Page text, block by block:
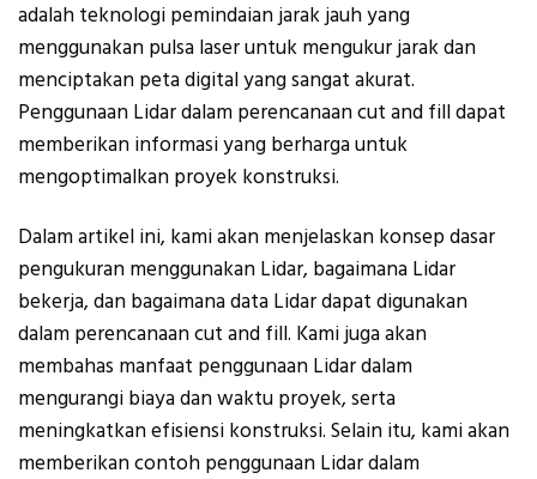
adalah teknologi pemindaian jarak jauh yang
menggunakan pulsa laser untuk mengukur jarak dan
menciptakan peta digital yang sangat akurat.
Penggunaan Lidar dalam perencanaan cut and fill dapat
memberikan informasi yang berharga untuk
mengoptimalkan proyek konstruksi.
Dalam artikel ini, kami akan menjelaskan konsep dasar
pengukuran menggunakan Lidar, bagaimana Lidar
bekerja, dan bagaimana data Lidar dapat digunakan
dalam perencanaan cut and fill. Kami juga akan
membahas manfaat penggunaan Lidar dalam
mengurangi biaya dan waktu proyek, serta
meningkatkan efisiensi konstruksi. Selain itu, kami akan
memberikan contoh penggunaan Lidar dalam